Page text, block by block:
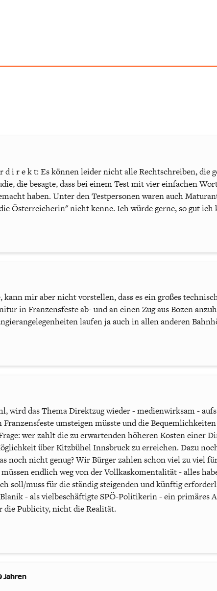
i r e k t: Es können leider nicht alle Rechtschreiben, die
die besagte, dass bei einem Test mit vier einfachen
haben. Unter den Testpersonen waren auch
Österreicherin" nicht kenne. Ich würde gerne, so gut ich
mir aber nicht vorstellen, dass es ein großes
in Franzensfeste ab- und an einen Zug aus Bozen
laufen ja auch in allen anderen
wird das Thema Direktzug wieder - medienwirksam -
umsteigen müsste und die
wer zahlt die zu erwartenden höheren Kosten einer
über Kitzbühel Innsbruck zu erreichen. Dazu
noch nicht genug? Wir Bürger zahlen schon viel zu viel
endlich weg von der Vollkaskomentalität - alles
soll/muss für die ständig steigenden und künftig
- als vielbeschäftigte SPÖ-Politikerin - ein primäres
Publicity, nicht die Realität.
Jahren